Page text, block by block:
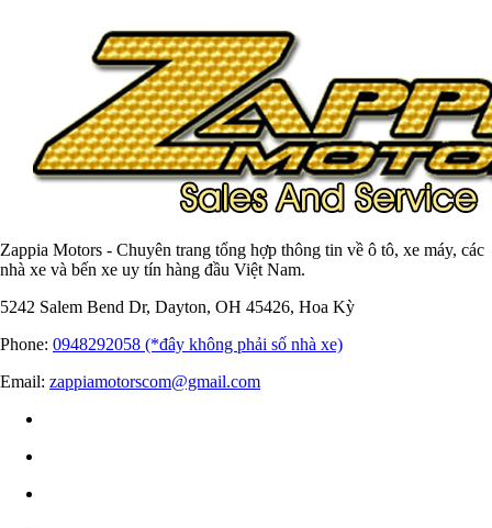
Zappia Motors - Chuyên trang tổng hợp thông tin về ô tô, xe máy, các
nhà xe và bến xe uy tín hàng đầu Việt Nam.
5242 Salem Bend Dr, Dayton, OH 45426, Hoa Kỳ
Phone: 0948292058 (*đây không phải số nhà xe)
Email: zappiamotorscom@gmail.com